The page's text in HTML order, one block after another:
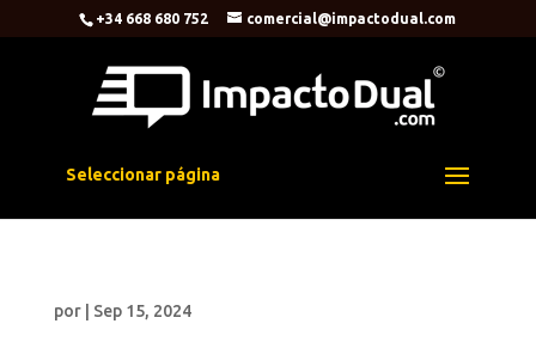
+34 668 680 752 comercial@impactodual.com
Seleccionar página
por Sep 15, 2024